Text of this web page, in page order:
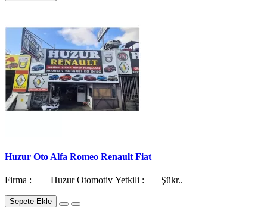
Huzur Oto Alfa Romeo Renault Fiat
Firma : Huzur Otomotiv Yetkili : Şükr..
Sepete Ekle